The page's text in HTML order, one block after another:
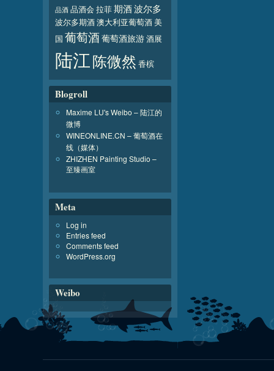
品酒品酒会 拉菲期酒波尔多
波尔多期酒澳大利亚葡萄酒美
国 葡萄酒葡萄酒旅游酒展
陆江陈微然 香槟
Blogroll
Maxime LU's Weibo – 陆江的
微博
WINEONLINE.CN – 葡萄酒在
线（媒体）
ZHIZHEN Painting Studio –
至臻画室
Meta
Log in
Entries feed
Comments feed
WordPress.org
Weibo